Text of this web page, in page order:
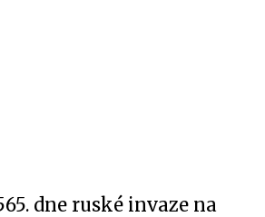
dne ruské invaze na